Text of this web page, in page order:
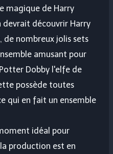
magique de Harry
devrait découvrir Harry
de nombreux jolis sets
amusant pour
Dobby l'elfe de
possède toutes
qui en fait un ensemble
idéal pour
production est en